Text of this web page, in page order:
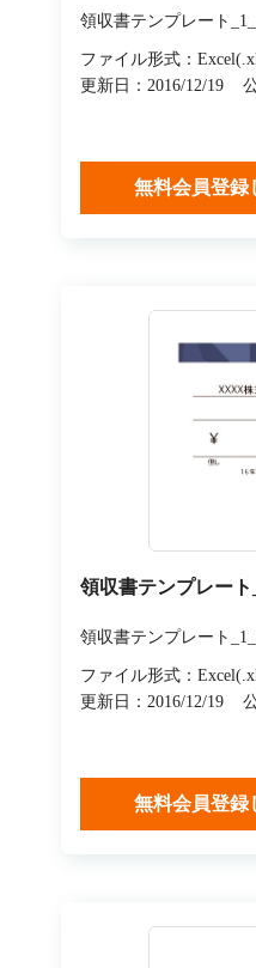
領収書テンプレート
ファイル形式：
更新日：2016/12/19
無料会員登録
領収書テンプレート
領収書テンプレート
ファイル形式：
更新日：2016/12/19
無料会員登録